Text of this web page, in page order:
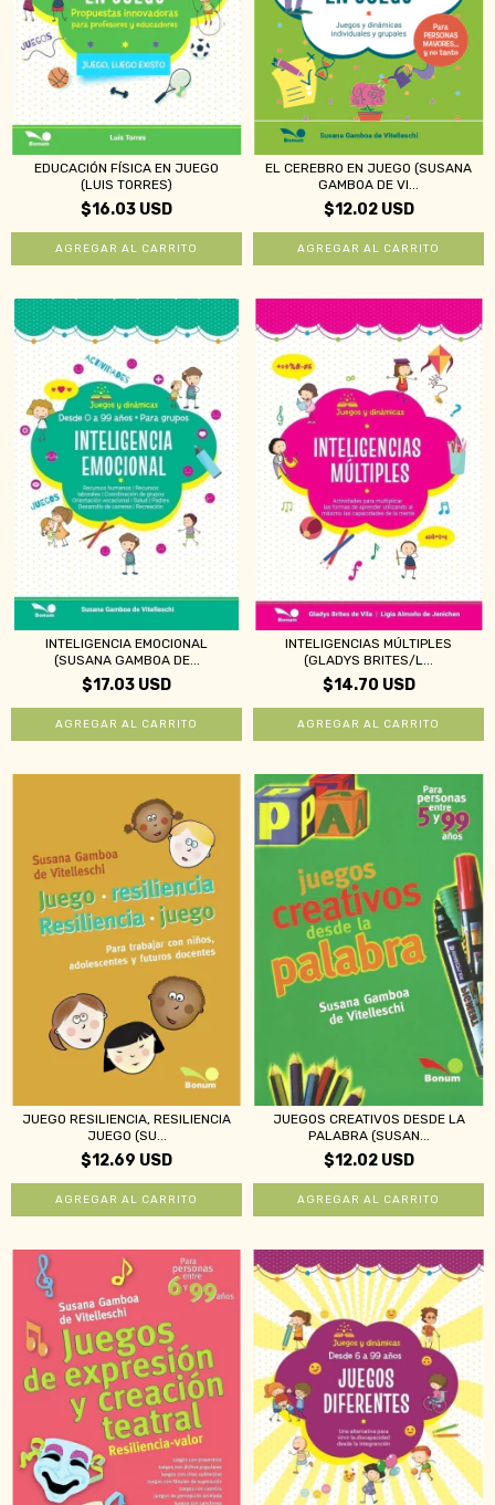
EDUCACIÓN FÍSICA EN JUEGO
(LUIS TORRES)
$16.03 USD
EL CEREBRO EN JUEGO (SUSANA
GAMBOA DE VI...
$12.02 USD
INTELIGENCIA EMOCIONAL
(SUSANA GAMBOA DE...
$17.03 USD
INTELIGENCIAS MÚLTIPLES
(GLADYS BRITES/L...
$14.70 USD
JUEGO RESILIENCIA, RESILIENCIA
JUEGO (SU...
$12.69 USD
JUEGOS CREATIVOS DESDE LA
PALABRA (SUSAN...
$12.02 USD